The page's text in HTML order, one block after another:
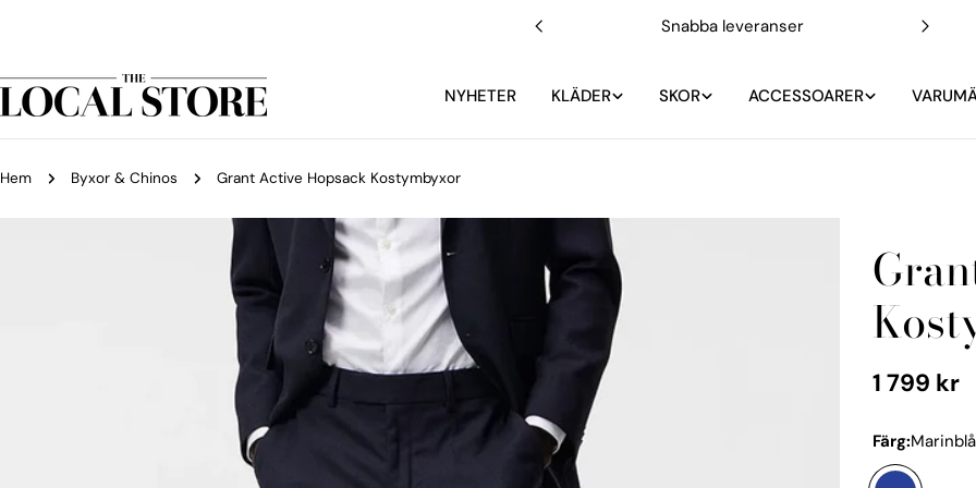
Fria byten
NYHETER KLÄDER SKOR ACCESSOARER
Hem Byxor & Chinos Grant Active Hopsack Kostymbyxor
Vanligt
1 799 kr
Färg:Marinblå